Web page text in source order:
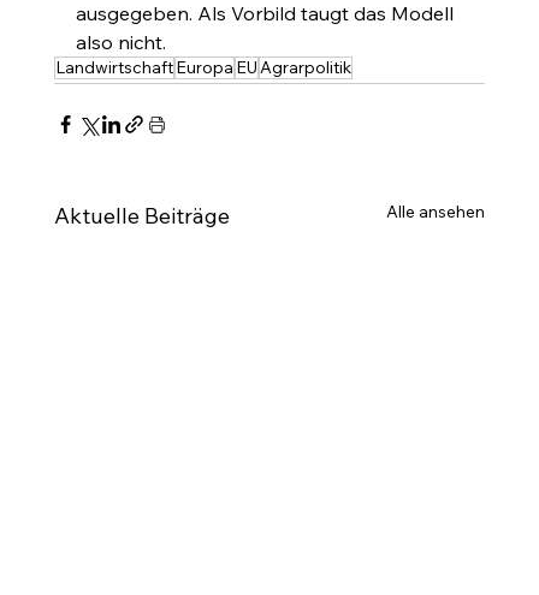
ausgegeben. Als Vorbild taugt das Modell
also nicht.
LandwirtschaftEuropa EUAgrarpolitik
Aktuelle Beiträge Alle ansehen